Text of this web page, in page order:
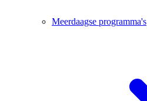
Meerdaagse programma's